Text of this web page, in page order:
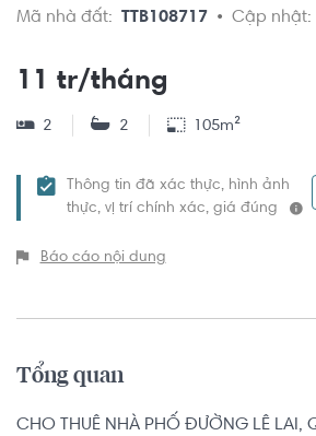
Mã nhà đất: TTB108717 Cập nhật:
11 tr/tháng
2 2 105m²
Thông tin đã xác thực, hình ảnh
thực, vị trí chính xác, giá đúng
Báo cáo nội dung
Tổng quan
CHO THUÊ NHÀ PHỐ ĐƯỜNG LÊ LAI,